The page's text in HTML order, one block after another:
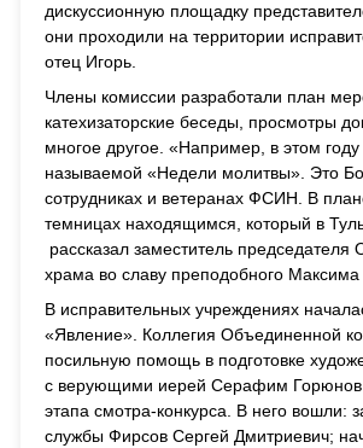
дискуссионную площадку
они проходили на территории
отец Игорь.
Члены комиссии разработали план
катехизаторские беседы, просмотры
многое другое. «Например, в этом
называемой «Недели молитвы». Это
сотрудниках и ветеранах ФСИН. В
темницах находящимся, который в
рассказал заместитель
храма во славу преподобного
В исправительных учреждениях
«Явление». Коллегия Объединенной
посильную помощь в подготовке
с верующими иерей Серафим Горюнов
этапа смотра-конкурса. В него вошли:
службы Фирсов Сергей Дмитриевич;